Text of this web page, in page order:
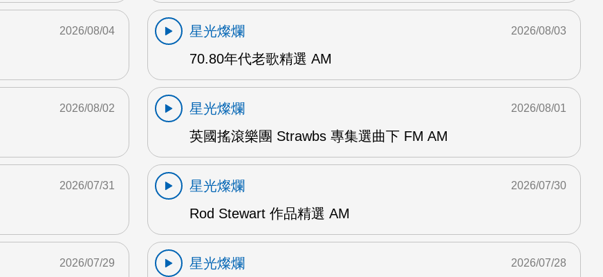
2026/08/04
星光燦爛
70.80年代老歌精選 AM
2026/08/03
2026/08/02
星光燦爛
英國搖滾樂團 Strawbs 專集選曲下 FM AM
2026/08/01
2026/07/31
星光燦爛
Rod Stewart 作品精選 AM
2026/07/30
2026/07/29
星光燦爛
2026/07/28